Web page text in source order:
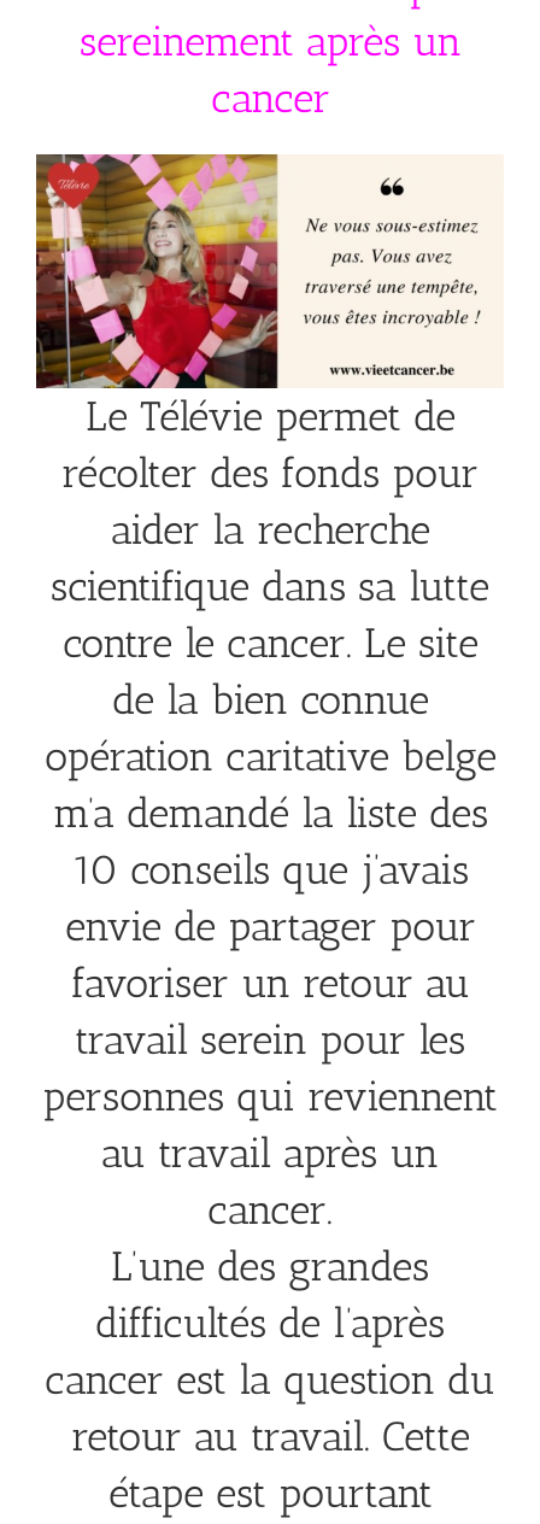
sereinement après un
cancer
Le Télévie permet de
récolter des fonds pour
aider la recherche
scientifique dans sa lutte
contre le cancer. Le site
de la bien connue
opération caritative belge
m’a demandé la liste des
10 conseils que j’avais
envie de partager pour
favoriser un retour au
travail serein pour les
personnes qui reviennent
au travail après un
cancer.
L’une des grandes
difficultés de l’après
cancer est la question du
retour au travail. Cette
étape est pourtant